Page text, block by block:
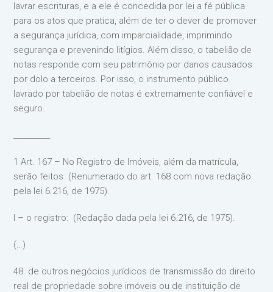
lavrar escrituras, e a ele é concedida por lei a fé pública
para os atos que pratica, além de ter o dever de promover
a segurança jurídica, com imparcialidade, imprimindo
segurança e prevenindo litígios. Além disso, o tabelião de
notas responde com seu patrimônio por danos causados
por dolo a terceiros. Por isso, o instrumento público
lavrado por tabelião de notas é extremamente confiável e
seguro.
1 Art. 167 – No Registro de Imóveis, além da matrícula,
serão feitos. (Renumerado do art. 168 com nova redação
pela lei 6.216, de 1975).
I – o registro: (Redação dada pela lei 6.216, de 1975).
(…)
48. de outros negócios jurídicos de transmissão do direito
real de propriedade sobre imóveis ou de instituição de